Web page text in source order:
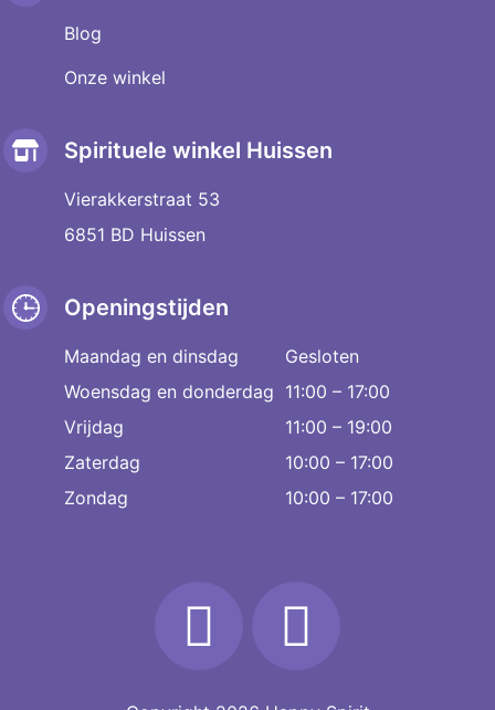
Blog
Onze winkel
Spirituele winkel Huissen
Vierakkerstraat 53
6851 BD Huissen
Openingstijden
Maandag en dinsdag
Gesloten
Woensdag en donderdag 11:00 – 17:00
Vrijdag
11:00 – 19:00
Zaterdag
10:00 – 17:00
Zondag
10:00 – 17:00